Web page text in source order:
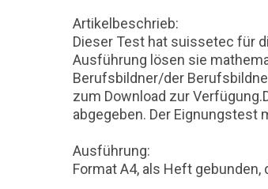
Artikelbeschrieb:
Dieser Test hat suissetec für
Ausführung lösen sie
Berufsbildner/der
zum Download zur
abgegeben. Der Eignungstest
Ausführung:
Format A4, als Heft